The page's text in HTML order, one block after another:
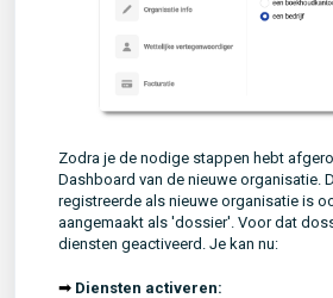
Zodra je de nodige stappen hebt
Dashboard van de nieuwe organisatie.
registreerde als nieuwe organisatie is
aangemaakt als 'dossier'. Voor dat
diensten geactiveerd. Je kan nu:
➟ Diensten activeren: